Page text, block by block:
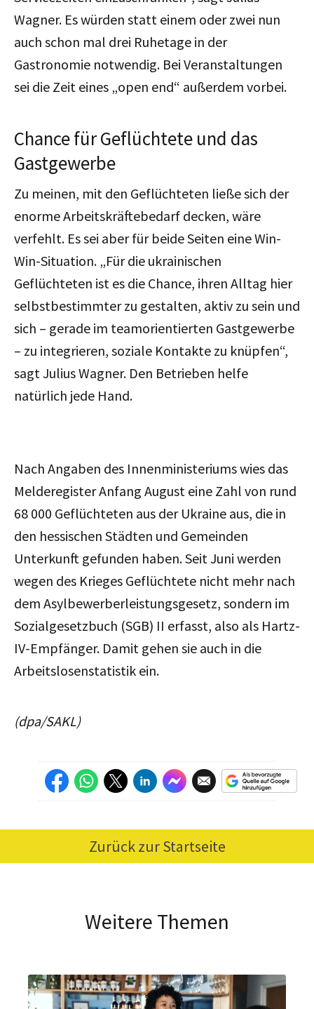
Wagner. Es würden statt einem oder zwei nun
auch schon mal drei Ruhetage in der
Gastronomie notwendig. Bei Veranstaltungen
sei die Zeit eines „open end“ außerdem vorbei.
Chance für Geflüchtete und das
Gastgewerbe
Zu meinen, mit den Geflüchteten ließe sich der
enorme Arbeitskräftebedarf decken, wäre
verfehlt. Es sei aber für beide Seiten eine Win-
Win-Situation. „Für die ukrainischen
Geflüchteten ist es die Chance, ihren Alltag hier
selbstbestimmter zu gestalten, aktiv zu sein und
sich – gerade im teamorientierten Gastgewerbe
– zu integrieren, soziale Kontakte zu knüpfen“,
sagt Julius Wagner. Den Betrieben helfe
natürlich jede Hand.
Nach Angaben des Innenministeriums wies das
Melderegister Anfang August eine Zahl von rund
68 000 Geflüchteten aus der Ukraine aus, die in
den hessischen Städten und Gemeinden
Unterkunft gefunden haben. Seit Juni werden
wegen des Krieges Geflüchtete nicht mehr nach
dem Asylbewerberleistungsgesetz, sondern im
Sozialgesetzbuch (SGB) II erfasst, also als Hartz-
IV-Empfänger. Damit gehen sie auch in die
Arbeitslosenstatistik ein.
(dpa/SAKL)
Zurück zur Startseite
Weitere Themen